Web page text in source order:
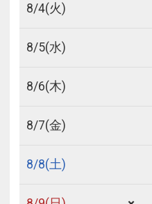
8/4(火)
8/5(水)
8/6(木)
8/7(金)
8/8(土)